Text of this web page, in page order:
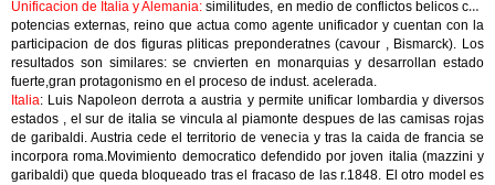
Unificacion de Italia y Alemania: similitudes, en medio de conflictos belicos con
potencias externas, reino que actua como agente unificador y cuentan con la
participacion de dos figuras pliticas preponderatnes (cavour , Bismarck). Los
resultados son similares: se cnvierten en monarquias y desarrollan estado
fuerte,gran protagonismo en el proceso de indust. acelerada.
Italia: Luis Napoleon derrota a austria y permite unificar lombardia y diversos
estados , el sur de italia se vincula al piamonte despues de las camisas rojas
de garibaldi. Austria cede el territorio de venecia y tras la caida de francia se
incorpora roma.Movimiento democratico defendido por joven italia (mazzini y
garibaldi) que queda bloqueado tras el fracaso de las r.1848. El otro model es